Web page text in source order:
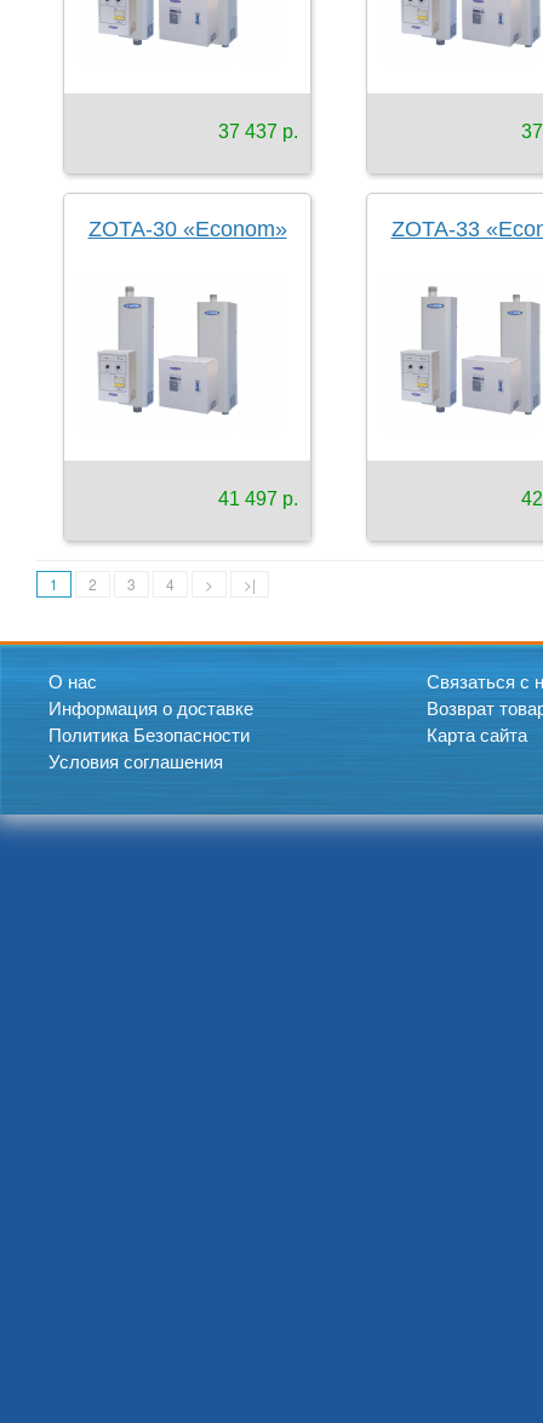
37 437 р.
ZOTA-30 «Econom»
41 497 р.
ZOTA-33
1 2 3 4 > >|
О нас
Информация о доставке
Политика Безопасности
Условия соглашения
Связаться с
Возврат
Карта сайта